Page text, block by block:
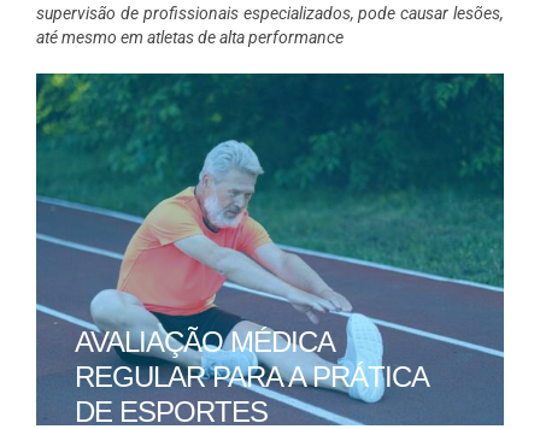
supervisão de profissionais especializados, pode causar lesões,
até mesmo em atletas de alta performance
AVALIAÇÃO MÉDICA
REGULAR PARA A PRÁTICA
DE ESPORTES